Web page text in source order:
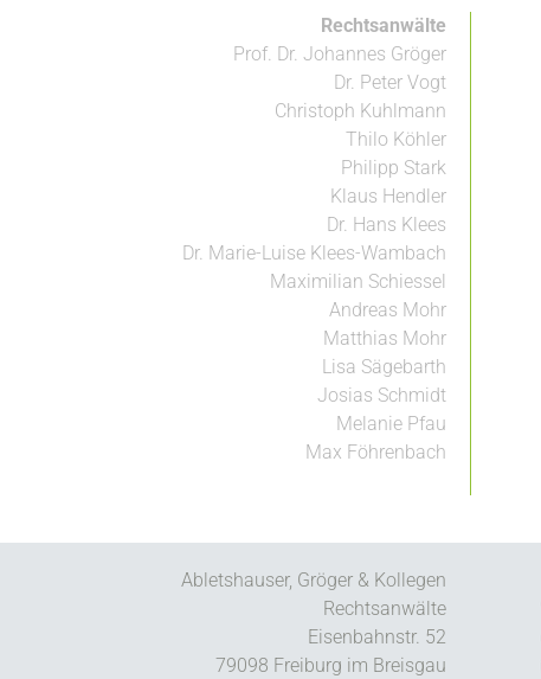
Rechtsanwälte
Prof. Dr. Johannes Gröger
Dr. Peter Vogt
Christoph Kuhlmann
Thilo Köhler
Philipp Stark
Klaus Hendler
Dr. Hans Klees
Dr. Marie-Luise Klees-Wambach
Maximilian Schiessel
Andreas Mohr
Matthias Mohr
Lisa Sägebarth
Josias Schmidt
Melanie Pfau
Max Föhrenbach
Abletshauser, Gröger & Kollegen
Rechtsanwälte
Eisenbahnstr. 52
79098 Freiburg im Breisgau